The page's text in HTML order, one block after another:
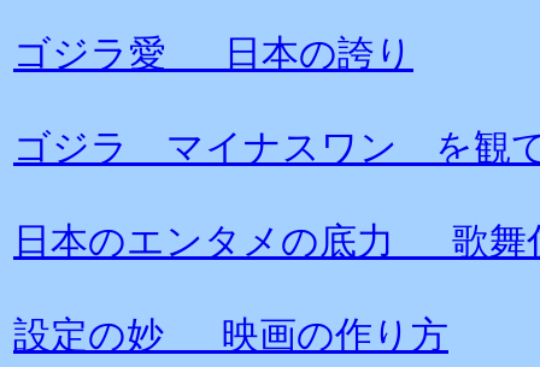
ゴジラ愛 日本の誇り
ゴジラ マイナスワン を観
日本のエンタメの底力 歌舞
設定の妙 映画の作り方